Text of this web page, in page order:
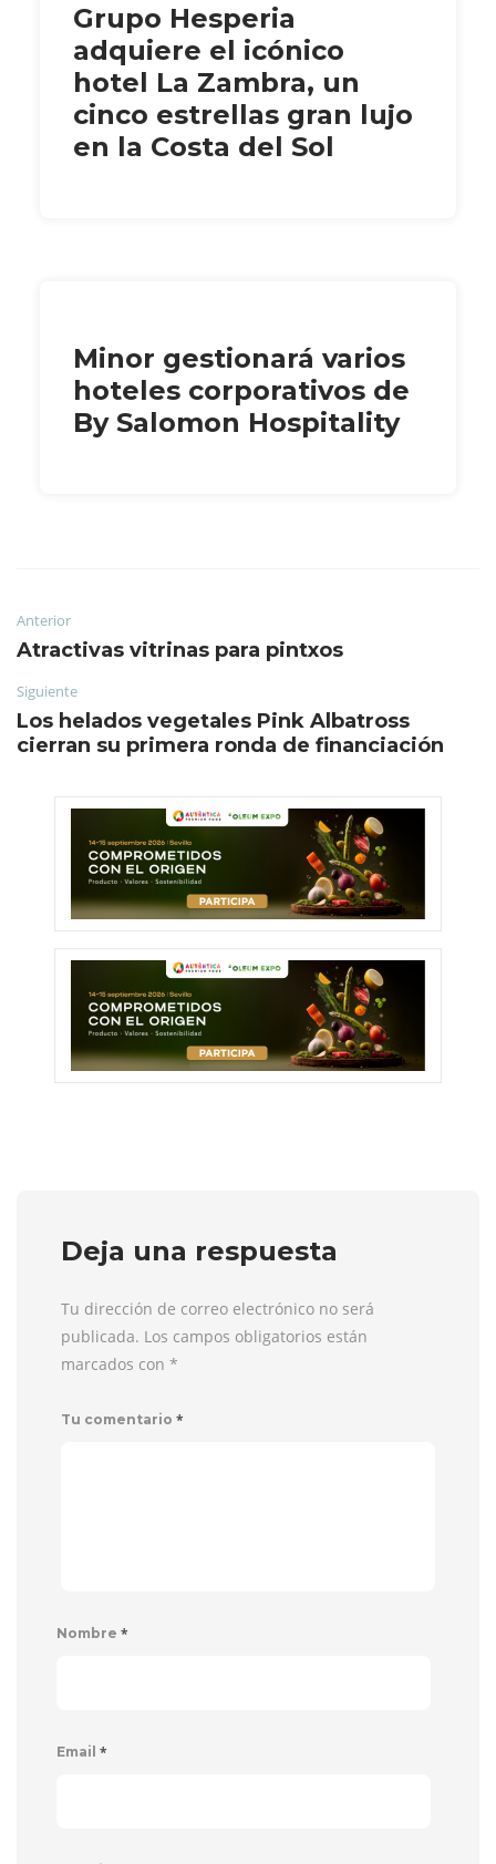
Grupo Hesperia
adquiere el icónico
hotel La Zambra, un
cinco estrellas gran lujo
en la Costa del Sol
Minor gestionará varios
hoteles corporativos de
By Salomon Hospitality
Anterior
Atractivas vitrinas para pintxos
Siguiente
Los helados vegetales Pink Albatross
cierran su primera ronda de financiación
Deja una respuesta
Tu dirección de correo electrónico no será
publicada. Los campos obligatorios están
marcados con *
Tu comentario *
Nombre *
Email *